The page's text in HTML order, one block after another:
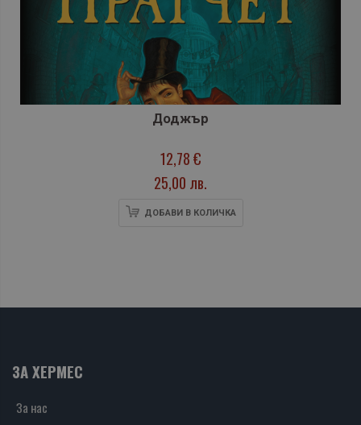
Доджър
12,78 €
25,00 лв.
ДОБАВИ В КОЛИЧКА
ЗА ХЕРМЕС
За нас